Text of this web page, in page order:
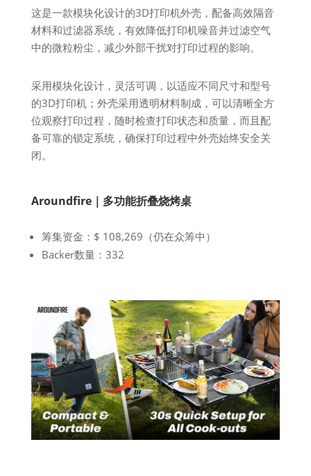
这是一款模块化设计的3D打印机外壳，配备高效隔音
材料和过滤器系统，有效降低打印机噪音并过滤空气
中的微粒粉尘，减少外部干扰对打印过程的影响。
采用模块化设计，灵活可调，以适应不同尺寸和型号
的3D打印机；外壳采用透明材料制成，可以清晰全方
位观察打印过程，随时检查打印状态和质量，而且配
备可靠的锁定系统，确保打印过程中外壳始终安全关
闭。
Aroundfire｜多功能折叠烧烤桌
筹集资金：$ 108,269（仍在众筹中）
Backer数量：332